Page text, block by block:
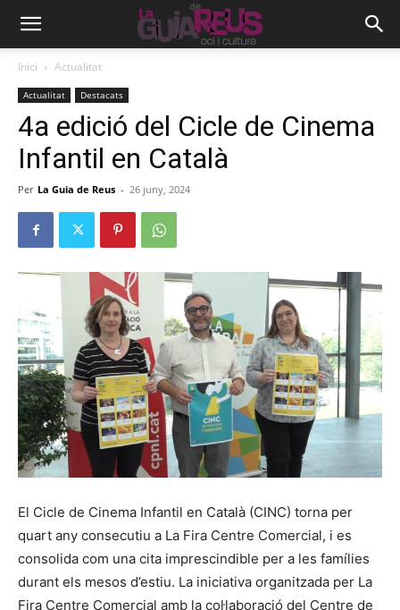
Inici Actualitat
Actualitat Destacats
4a edició del Cicle de Cinema
Infantil en Català
Per La Guia de Reus - 26 juny, 2024
El Cicle de Cinema Infantil en Català (CINC) torna per
quart any consecutiu a La Fira Centre Comercial, i es
consolida com una cita imprescindible per a les famílies
durant els mesos d’estiu. La iniciativa organitzada per La
Fira Centre Comercial amb la col·laboració del Centre de